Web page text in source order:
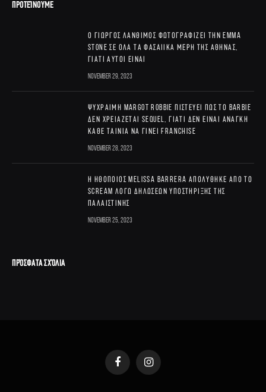
ΠΡΟΤΕΊΝΟΥΜΕ
Ο Γιώργος Λάνθιμος φωτογραφίζει την Emma
Stone σε όλα τα φασαίικα μέρη της Αθήνας,
γιατί αυτοί είναι
November 29, 2023
Ψύχραιμη Margot Robbie πιστεύει πως το Barbie
δεν χρειάζεται sequel, γιατί δεν είναι ανάγκη
κάθε ταινία να γίνει franchise
November 28, 2023
Η ηθοποιός Melissa Barrera απολύθηκε από το
Scream λόγω δηλώσεων υποστήριξης της
Παλαιστίνης
November 25, 2023
ΠΡΌΣΦΑΤΑ ΣΧΌΛΙΑ
FacebookInstagram